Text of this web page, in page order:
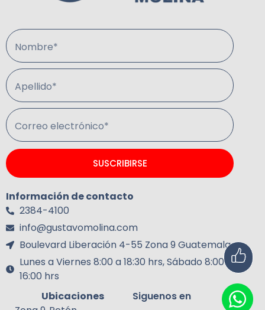
Nombre*
Apellido*
Correo electrónico*
SUSCRIBIRSE
Información de contacto
2384-4100
info@gustavomolina.com
Boulevard Liberación 4-55 Zona 9 Guatemala.
Lunes a Viernes 8:00 a 18:30 hrs, Sábado 8:00 a
16:00 hrs
Ubicaciones
Siguenos en